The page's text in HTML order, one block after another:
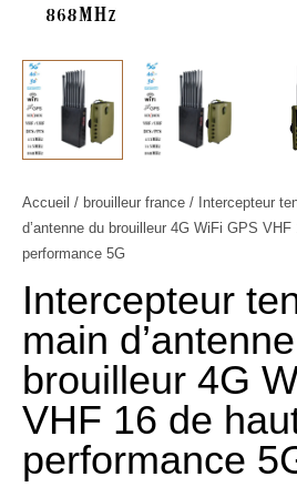
Accueil / brouilleur france / Intercepteur
d’antenne du brouilleur 4G WiFi GPS VHF
performance 5G
Intercepteur
main
brouilleur 4G
VHF 16 de
performance
Le
initial
était :
1.799,00€.
Le
actuel
est :
quantité
de
Intercepteur
tenu
dans
la
main
d'antenne
du
brouilleur
4G